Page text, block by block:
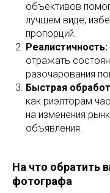
объективов
лучшем виде,
пропорций.
Реалистичность:
отражать
разочарования
Быстрая
как риэлторам
на изменения
объявления.
На что обратить
фотографа